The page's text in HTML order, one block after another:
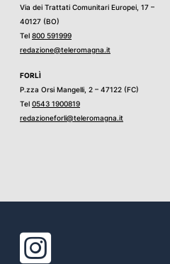
Via dei Trattati Comunitari Europei, 17 –
40127 (BO)
Tel 800 591999
redazione@teleromagna.it
FORLÌ
P.zza Orsi Mangelli, 2 – 47122 (FC)
Tel 0543 1900819
redazioneforli@teleromagna.it